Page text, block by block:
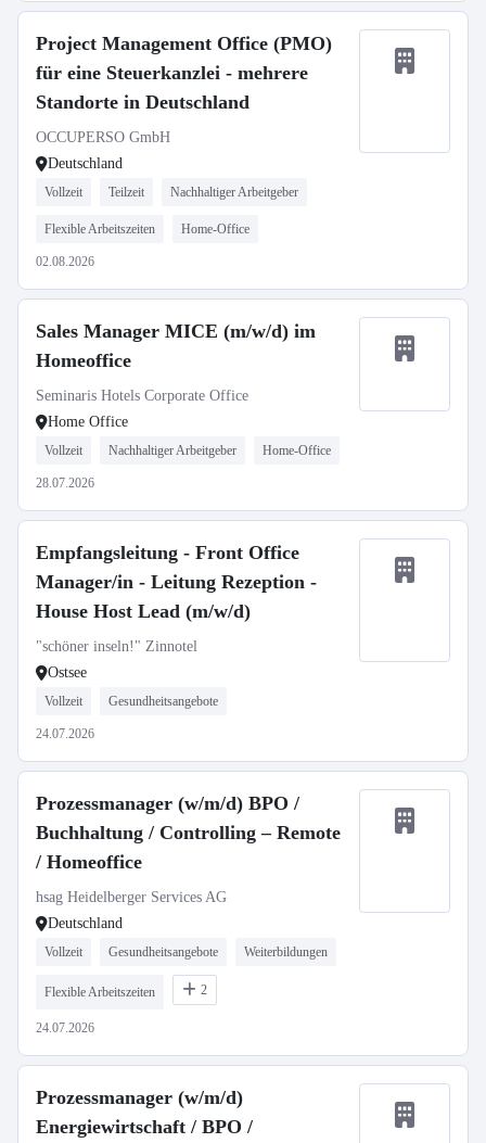
Project Management Office (PMO)
für eine Steuerkanzlei - mehrere
Standorte in Deutschland
OCCUPERSO GmbH
Deutschland
Vollzeit Teilzeit Nachhaltiger Arbeitgeber
Flexible Arbeitszeiten Home-Office
02.08.2026
Sales Manager MICE (m/w/d) im
Homeoffice
Seminaris Hotels Corporate Office
Home Office
Vollzeit Nachhaltiger Arbeitgeber Home-Office
28.07.2026
Empfangsleitung - Front Office
Manager/in - Leitung Rezeption -
House Host Lead (m/w/d)
"schöner inseln!" Zinnotel
Ostsee
Vollzeit Gesundheitsangebote
24.07.2026
Prozessmanager (w/m/d) BPO /
Buchhaltung / Controlling – Remote
/ Homeoffice
hsag Heidelberger Services AG
Deutschland
Vollzeit Gesundheitsangebote Weiterbildungen
Flexible Arbeitszeiten 2
24.07.2026
Prozessmanager (w/m/d)
Energiewirtschaft / BPO /